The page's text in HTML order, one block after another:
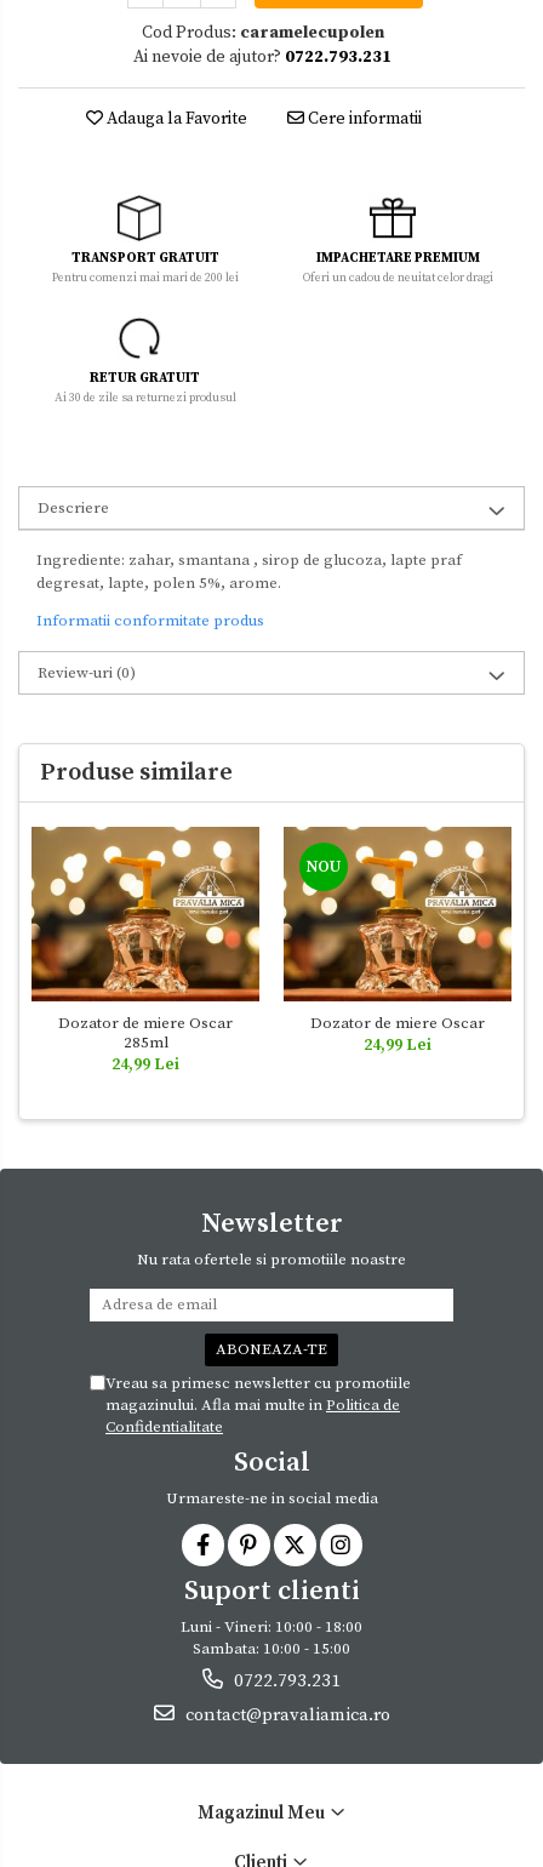
Cod Produs: caramelecupolen
Ai nevoie de ajutor? 0722.793.231
Adauga la Favorite Cere informatii
TRANSPORT GRATUIT
Pentru comenzi mai mari de 200 lei
IMPACHETARE PREMIUM
Oferi un cadou de neuitat celor dragi
RETUR GRATUIT
Ai 30 de zile sa returnezi produsul
Descriere
Ingrediente: zahar, smantana , sirop de glucoza, lapte praf
degresat, lapte, polen 5%, arome.
Informatii conformitate produs
Review-uri(0)
Produse similare
Dozator de miere Oscar
285ml
24,99 Lei
NOU
Dozator de miere Oscar
24,99 Lei
Newsletter
Nu rata ofertele si promotiile noastre
Vreau sa primesc newsletter cu promotiile
magazinului. Afla mai multe inPolitica de
Confidentialitate
Social
Urmareste-ne in social media
Suport clienti
Luni - Vineri: 10:00 - 18:00
Sambata: 10:00 - 15:00
0722.793.231
contact@pravaliamica.ro
Magazinul Meu
Clienti